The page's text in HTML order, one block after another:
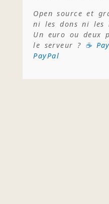
Open source et
ni les dons ni les
Un euro ou deux
le serveur ? ☕
PayPal